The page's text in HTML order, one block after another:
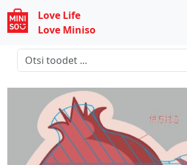
Love Life
Love Miniso